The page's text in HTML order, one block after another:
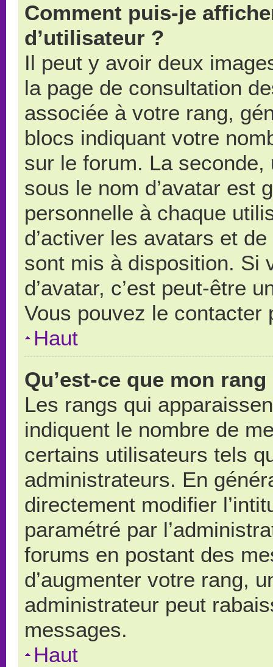
Comment puis-je
d’utilisateur ?
Il peut y avoir deux
la page de consultation
associée à votre rang,
blocs indiquant votre
sur le forum. La
sous le nom d’avatar est
personnelle à chaque
d’activer les avatars et
sont mis à disposition. Si
d’avatar, c’est peut-être
Vous pouvez le contacter
Haut
Qu’est-ce que mon
Les rangs qui
indiquent le nombre de
certains utilisateurs tels
administrateurs. En
directement modifier
paramétré par
forums en postant des
d’augmenter votre rang,
administrateur peut
messages.
Haut